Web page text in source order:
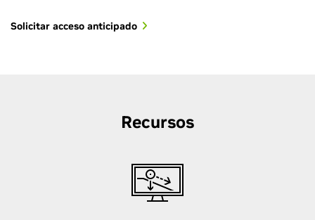
Solicitar acceso anticipado
Recursos